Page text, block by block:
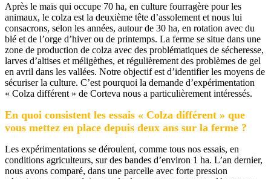
Après le maïs qui occupe 70 ha, en culture fourragère pour les
animaux, le colza est la deuxième tête d’assolement et nous lui
consacrons, selon les années, autour de 30 ha, en rotation avec du
blé et de l’orge d’hiver ou de printemps. La ferme se situe dans une
zone de production de colza avec des problématiques de sécheresse,
larves d’altises et méligèthes, et régulièrement des problèmes de gel
en avril dans les vallées. Notre objectif est d’identifier les moyens de
sécuriser la culture. C’est pourquoi la demande d’expérimentation
« Colza différent » de Corteva nous a particulièrement intéressés.
En quoi consistent les essais « Colza différent » que
vous mettez en place depuis deux ans sur la ferme ?
Les expérimentations se déroulent, comme tous nos essais, en
conditions agriculteurs, sur des bandes d’environ 1 ha. L’an dernier,
nous avons comparé, dans une parcelle avec forte pression